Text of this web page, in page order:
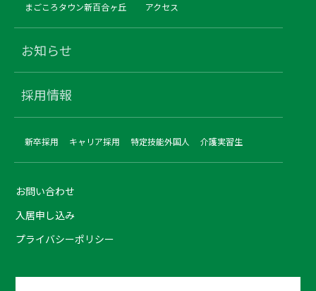
まごころタウン新百合ヶ丘
アクセス
お知らせ
採用情報
新卒採用 キャリア採用 特定技能外国人 介護実習生
お問い合わせ
入居申し込み
プライバシーポリシー